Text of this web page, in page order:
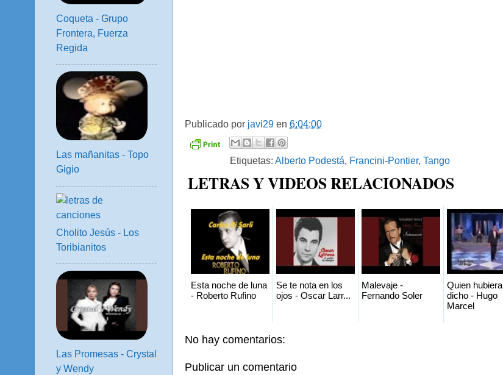
Publicado por javi29 en 6:04:00
Etiquetas: Alberto Podestá, Francini-Pontier, Tango
LETRAS Y VIDEOS RELACIONADOS
Esta noche de luna
- Roberto Rufino
Se te nota en los
ojos - Oscar Larr...
Malevaje -
Fernando Soler
Quien hubiera
dicho - Hugo
Marcel
No hay comentarios:
Publicar un comentario
Coqueta - Grupo
Frontera, Fuerza
Regida
Las mañanitas - Topo
Gigio
Cholito Jesús - Los
Toribianitos
Las Promesas - Crystal
y Wendy